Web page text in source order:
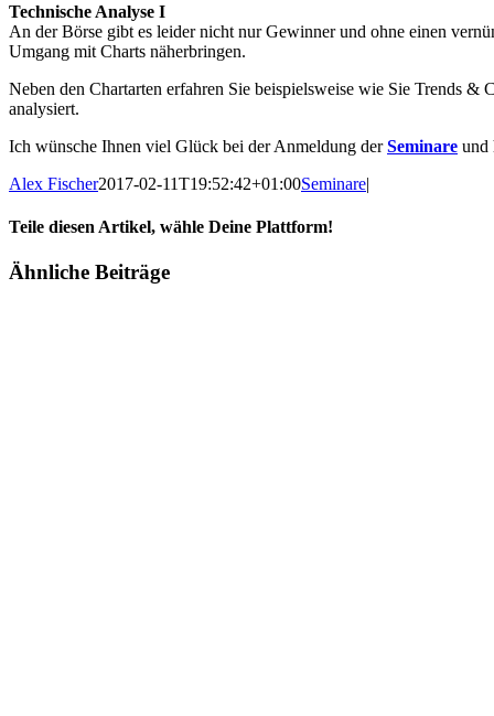
Technische Analyse I
An der Börse gibt es leider nicht nur Gewinner und ohne einen
Umgang mit Charts näherbringen.
Neben den Chartarten erfahren Sie beispielsweise wie Sie Trends &
analysiert.
Ich wünsche Ihnen viel Glück bei der Anmeldung derSeminare und
Alex Fischer2017-02-11T19:52:42+01:00Seminare|
Teile diesen Artikel, wähle Deine Plattform!
Facebook
Twitter
Reddit
LinkedIn
Tumblr
Pinterest
Vk
E-
Ähnliche Beiträge